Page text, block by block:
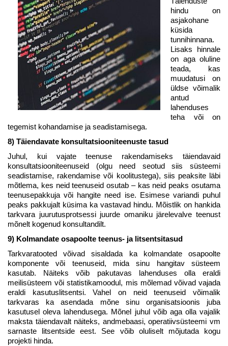
hindu on
asjakohane
küsida
tunnihinnana.
Lisaks hinnale
on aga oluline
teada, kas
muudatusi on
üldse võimalik
antud
lahenduses
teha või on
tegemist kohandamise ja seadistamisega.
8) Täiendavate konsultatsiooniteenuste tasud
Juhul, kui vajate teenuse rakendamiseks täiendavaid
konsultatsiooniteenuseid (olgu need seotud siis süsteemi
seadistamise, rakendamise või koolitustega), siis peaksite läbi
mõtlema, kes neid teenuseid osutab – kas neid peaks osutama
teenusepakkuja või hangite need ise. Esimese variandi puhul
peaks pakkujalt küsima ka vastavad hindu. Mõistlik on hankida
tarkvara juurutusprotsessi juurde omaniku järelevalve teenust
mõnelt kogenud konsultandilt.
9) Kolmandate osapoolte teenus- ja litsentsitasud
Tarkvaratooted võivad sisaldada ka kolmandate osapoolte
komponente või teenuseid, mida sinu hangitav süsteem
kasutab. Näiteks võib pakutavas lahenduses olla eraldi
meilisüsteem või statistikamoodul, mis mõlemad võivad vajada
eraldi kasutuslitsentsi. Vahel on neid teenuseid võimalik
tarkvaras ka asendada mõne sinu organisatsioonis juba
kasutusel oleva lahendusega. Mõnel juhul võib aga olla vajalik
maksta täiendavalt näiteks, andmebaasi, operatiivsüsteemi vm
sarnaste litsentside eest. See võib oluliselt mõjutada kogu
projekti hinda.